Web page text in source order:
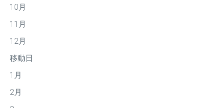
10月
11月
12月
移動日
1月
2月